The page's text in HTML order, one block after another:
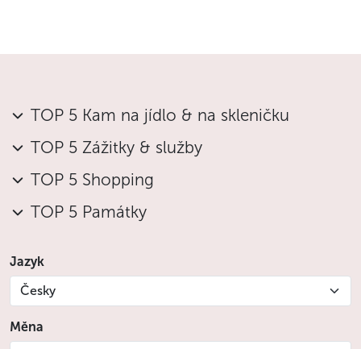
TOP 5 Kam na jídlo & na skleničku
TOP 5 Zážitky & služby
TOP 5 Shopping
TOP 5 Památky
Jazyk
Česky
Měna